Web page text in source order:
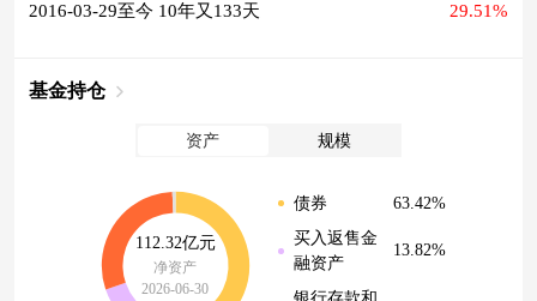
2016-03-29至今 10年又133天 29.51%
基金持仓
资产 规模
112.32亿元
净资产
2026-06-30
债券
63.42%
买入返售金
融资产
13.82%